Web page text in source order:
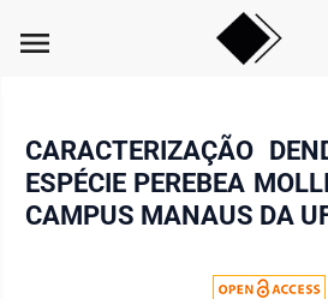
menu
CARACTERIZAÇÃO
ESPÉCIE PEREBEA
CAMPUS MANAUS DA